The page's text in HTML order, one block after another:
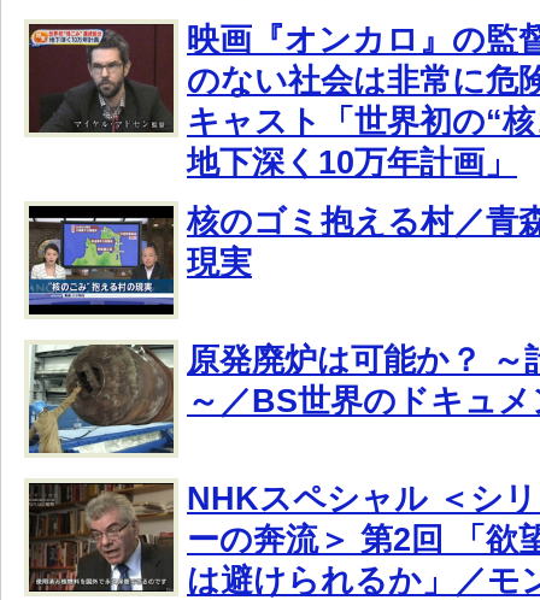
映画『オンカロ』の監
のない社会は非常に危
キャスト「世界初の“
地下深く10万年計画」
核のゴミ抱える村／青
現実
原発廃炉は可能か？ ～
～／BS世界のドキュ
NHKスペシャル ＜シ
ーの奔流＞ 第2回 「
は避けられるか」／モ